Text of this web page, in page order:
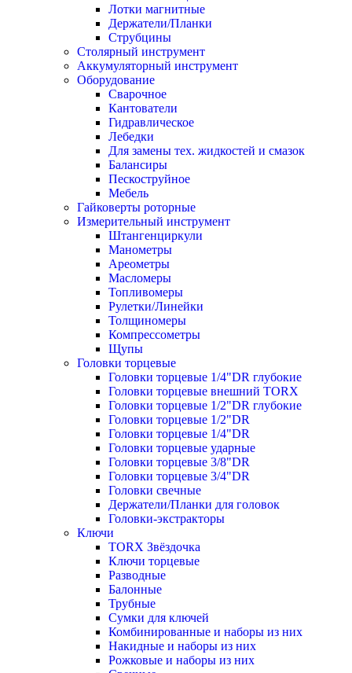
Лотки магнитные
Держатели/Планки
Струбцины
Столярный инструмент
Аккумуляторный инструмент
Оборудование
Сварочное
Кантователи
Гидравлическое
Лебедки
Для замены тех. жидкостей и смазок
Балансиры
Пескоструйное
Мебель
Гайковерты роторные
Измерительный инструмент
Штангенциркули
Манометры
Ареометры
Масломеры
Топливомеры
Рулетки/Линейки
Толщиномеры
Компрессометры
Щупы
Головки торцевые
Головки торцевые 1/4"DR глубокие
Головки торцевые внешний TORX
Головки торцевые 1/2"DR глубокие
Головки торцевые 1/2"DR
Головки торцевые 1/4"DR
Головки торцевые ударные
Головки торцевые 3/8"DR
Головки торцевые 3/4"DR
Головки свечные
Держатели/Планки для головок
Головки-экстракторы
Ключи
TORX Звёздочка
Ключи торцевые
Разводные
Балонные
Трубные
Сумки для ключей
Комбинированные и наборы из них
Накидные и наборы из них
Рожковые и наборы из них